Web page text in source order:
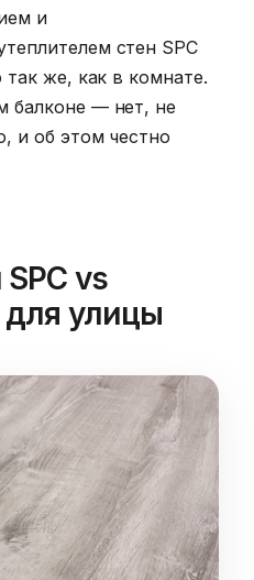
и
стен SPC
так же, как в комнате.
балконе — нет, не
и об этом честно
vs
улицы